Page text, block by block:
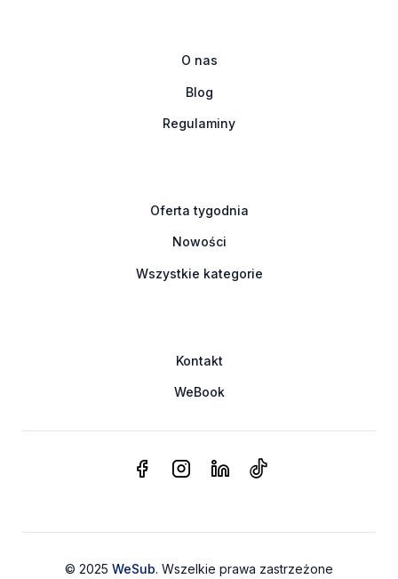
O nas
Blog
Regulaminy
Oferta tygodnia
Nowości
Wszystkie kategorie
Kontakt
WeBook
© 2025 WeSub. Wszelkie prawa zastrzeżone